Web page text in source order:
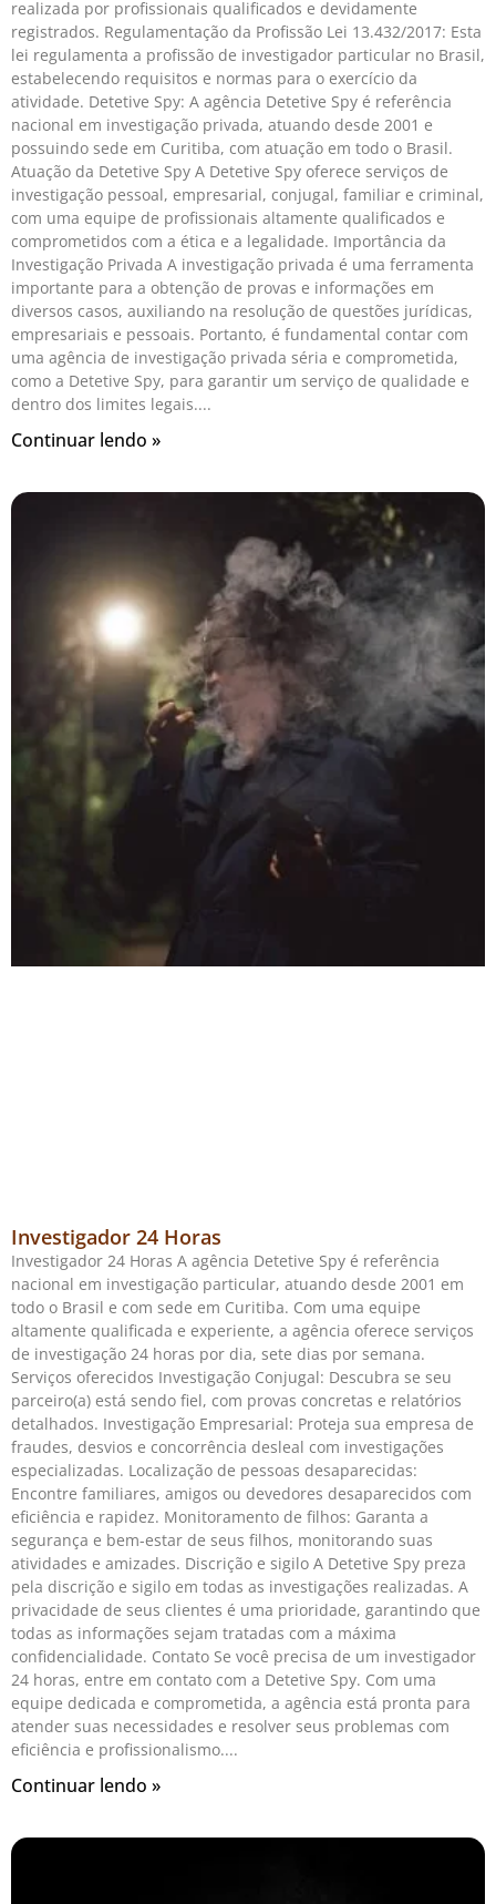
realizada por profissionais qualificados e devidamente
registrados. Regulamentação da Profissão Lei 13.432/2017: Esta
lei regulamenta a profissão de investigador particular no Brasil,
estabelecendo requisitos e normas para o exercício da
atividade. Detetive Spy: A agência Detetive Spy é referência
nacional em investigação privada, atuando desde 2001 e
possuindo sede em Curitiba, com atuação em todo o Brasil.
Atuação da Detetive Spy A Detetive Spy oferece serviços de
investigação pessoal, empresarial, conjugal, familiar e criminal,
com uma equipe de profissionais altamente qualificados e
comprometidos com a ética e a legalidade. Importância da
Investigação Privada A investigação privada é uma ferramenta
importante para a obtenção de provas e informações em
diversos casos, auxiliando na resolução de questões jurídicas,
empresariais e pessoais. Portanto, é fundamental contar com
uma agência de investigação privada séria e comprometida,
como a Detetive Spy, para garantir um serviço de qualidade e
dentro dos limites legais.
Continuar lendo »
Investigador 24 Horas
Investigador 24 Horas A agência Detetive Spy é referência
nacional em investigação particular, atuando desde 2001 em
todo o Brasil e com sede em Curitiba. Com uma equipe
altamente qualificada e experiente, a agência oferece serviços
de investigação 24 horas por dia, sete dias por semana.
Serviços oferecidos Investigação Conjugal: Descubra se seu
parceiro(a) está sendo fiel, com provas concretas e relatórios
detalhados. Investigação Empresarial: Proteja sua empresa de
fraudes, desvios e concorrência desleal com investigações
especializadas. Localização de pessoas desaparecidas:
Encontre familiares, amigos ou devedores desaparecidos com
eficiência e rapidez. Monitoramento de filhos: Garanta a
segurança e bem-estar de seus filhos, monitorando suas
atividades e amizades. Discrição e sigilo A Detetive Spy preza
pela discrição e sigilo em todas as investigações realizadas. A
privacidade de seus clientes é uma prioridade, garantindo que
todas as informações sejam tratadas com a máxima
confidencialidade. Contato Se você precisa de um investigador
24 horas, entre em contato com a Detetive Spy. Com uma
equipe dedicada e comprometida, a agência está pronta para
atender suas necessidades e resolver seus problemas com
eficiência e profissionalismo.
Continuar lendo »